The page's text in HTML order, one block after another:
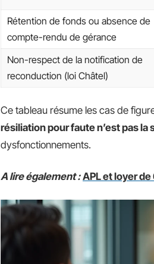
Rétention de fonds ou absence de
compte-rendu de gérance
Non-respect de la notification de
reconduction (loi Châtel)
Ce tableau résume les cas de
résiliation pour faute n’est pas
dysfonctionnements.
A lire également : APL et loyer